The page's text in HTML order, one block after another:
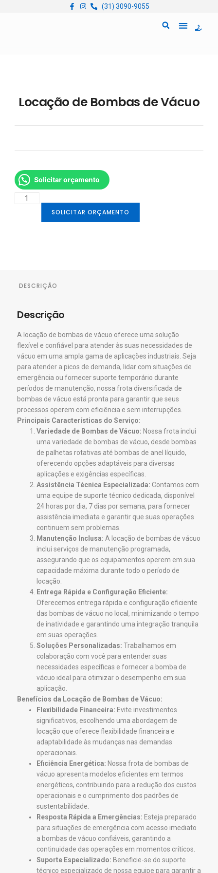
(31) 3090-9055
Locação de Bombas de Vácuo
Solicitar orçamento
SOLICITAR ORÇAMENTO
DESCRIÇÃO
Descrição
A locação de bombas de vácuo oferece uma solução
flexível e confiável para atender às suas necessidades de
vácuo em uma ampla gama de aplicações industriais. Seja
para atender a picos de demanda, lidar com situações de
emergência ou fornecer suporte temporário durante
períodos de manutenção, nossa frota diversificada de
bombas de vácuo está pronta para garantir que seus
processos operem com eficiência e sem interrupções.
Principais Características do Serviço:
Variedade de Bombas de Vácuo: Nossa frota inclui
uma variedade de bombas de vácuo, desde bombas
de palhetas rotativas até bombas de anel líquido,
oferecendo opções adaptáveis para diversas
aplicações e exigências específicas.
Assistência Técnica Especializada: Contamos com
uma equipe de suporte técnico dedicada, disponível
24 horas por dia, 7 dias por semana, para fornecer
assistência imediata e garantir que suas operações
continuem sem problemas.
Manutenção Inclusa: A locação de bombas de vácuo
inclui serviços de manutenção programada,
assegurando que os equipamentos operem em sua
capacidade máxima durante todo o período de
locação.
Entrega Rápida e Configuração Eficiente:
Oferecemos entrega rápida e configuração eficiente
das bombas de vácuo no local, minimizando o tempo
de inatividade e garantindo uma integração tranquila
em suas operações.
Soluções Personalizadas: Trabalhamos em
colaboração com você para entender suas
necessidades específicas e fornecer a bomba de
vácuo ideal para otimizar o desempenho em sua
aplicação.
Benefícios da Locação de Bombas de Vácuo:
Flexibilidade Financeira: Evite investimentos
significativos, escolhendo uma abordagem de
locação que oferece flexibilidade financeira e
adaptabilidade às mudanças nas demandas
operacionais.
Eficiência Energética: Nossa frota de bombas de
vácuo apresenta modelos eficientes em termos
energéticos, contribuindo para a redução dos custos
operacionais e o cumprimento dos padrões de
sustentabilidade.
Resposta Rápida a Emergências: Esteja preparado
para situações de emergência com acesso imediato
a bombas de vácuo confiáveis, garantindo a
continuidade das operações em momentos críticos.
Suporte Especializado: Beneficie-se do suporte
técnico especializado de nossa equipe para garantir a